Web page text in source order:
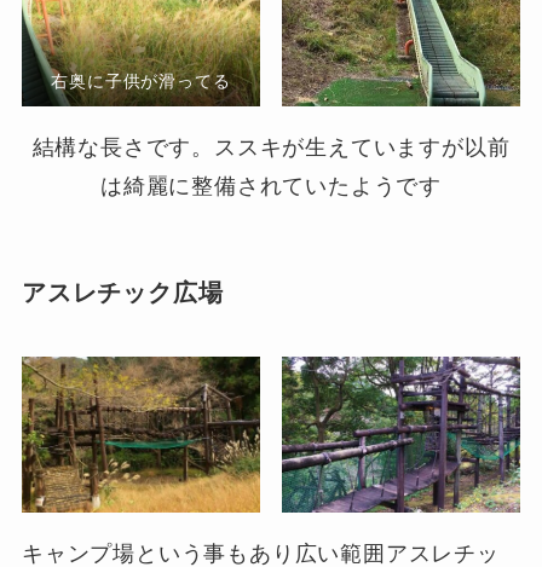
右奥に子供が滑ってる
結構な長さです。ススキが生えていますが以前
は綺麗に整備されていたようです
アスレチック広場
キャンプ場という事もあり広い範囲アスレチッ